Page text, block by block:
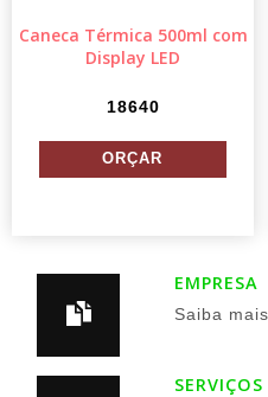
Caneca Térmica 500ml com
Display LED
18640
EMPRESA
Saiba
SERVIÇOS